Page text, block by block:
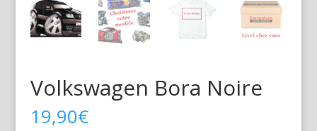
Volkswagen Bora Noire
19,90€